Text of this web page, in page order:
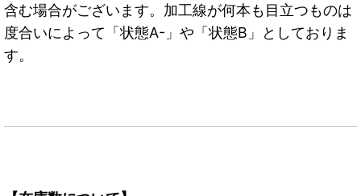
含む場合がございます。加工線が何本も目立つものは
度合いによって「状態A-」や「状態B」としておりま
す。